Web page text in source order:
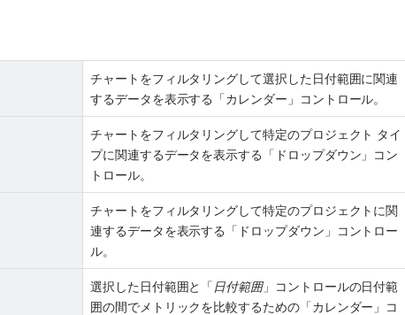
チャートをフィルタリングして選択した日付範囲に関連
するデータを表示する「カレンダー」コントロール。
チャートをフィルタリングして特定のプロジェクト タイ
プに関連するデータを表示する「ドロップダウン」コン
トロール。
チャートをフィルタリングして特定のプロジェクトに関
連するデータを表示する「ドロップダウン」コントロー
ル。
選択した日付範囲と「日付範囲」コントロールの日付範
囲の間でメトリックを比較するための「カレンダー」コ